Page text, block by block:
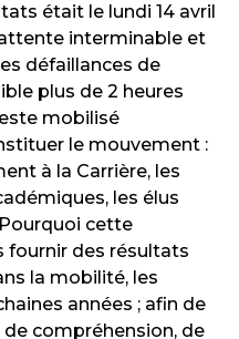
était le lundi 14 avril
interminable et
défaillances de
plus de 2 heures
mobilisé
le mouvement :
à la Carrière, les
les élus
cette
fournir des résultats
la mobilité, les
années ; afin de
compréhension, de